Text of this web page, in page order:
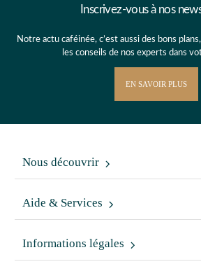
Inscrivez-vous à nos
Notre actu caféinée, c’est aussi des bons
les conseils de nos experts dans
EN SAVOIR PLUS
Nous découvrir
Aide & Services
Informations légales